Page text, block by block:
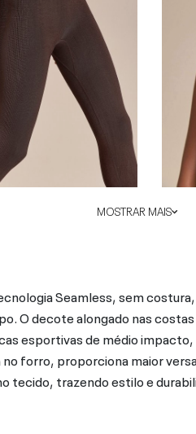
MOSTRAR MAIS
Seamless, sem
O decote alongado nas
esportivas de médio
forro, proporciona maior
tecido, trazendo estilo e